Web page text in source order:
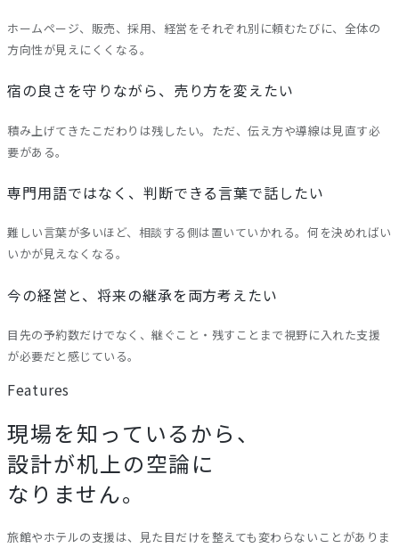
ホームページ、販売、採用、経営をそれぞれ別に頼むたびに、全体の
方向性が見えにくくなる。
宿の良さを守りながら、売り方を変えたい
積み上げてきたこだわりは残したい。ただ、伝え方や導線は見直す必
要がある。
専門用語ではなく、判断できる言葉で話したい
難しい言葉が多いほど、相談する側は置いていかれる。何を決めればい
いかが見えなくなる。
今の経営と、将来の継承を両方考えたい
目先の予約数だけでなく、継ぐこと・残すことまで視野に入れた支援
が必要だと感じている。
Features
現場を知っているから、
設計が机上の空論に
なりません。
旅館やホテルの支援は、見た目だけを整えても変わらないことがありま